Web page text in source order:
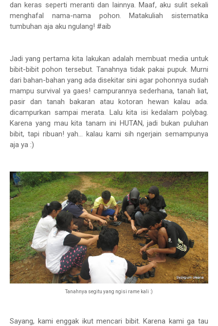
dan keras seperti meranti dan lainnya. Maaf, aku sulit sekali
menghafal nama-nama pohon. Matakuliah sistematika
tumbuhan aja aku ngulang! #aib
Jadi yang pertama kita lakukan adalah membuat media untuk
bibit-bibit pohon tersebut. Tanahnya tidak pakai pupuk. Murni
dari bahan-bahan yang ada disekitar sini agar pohonnya sudah
mampu survival ya gaes! campurannya sederhana, tanah liat,
pasir dan tanah bakaran atau kotoran hewan kalau ada.
dicampurkan sampai merata. Lalu kita isi kedalam polybag.
Karena yang mau kita tanam ini HUTAN, jadi bukan puluhan
bibit, tapi ribuan! yah... kalau kami sih ngerjain semampunya
aja ya :)
Tanahnya segitu yang ngisi rame kali :)
Sayang, kami enggak ikut mencari bibit. Karena kami ga tau